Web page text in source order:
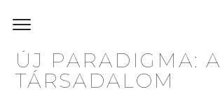
ÚJ PARADIGMA: A
TÁRSADALOM